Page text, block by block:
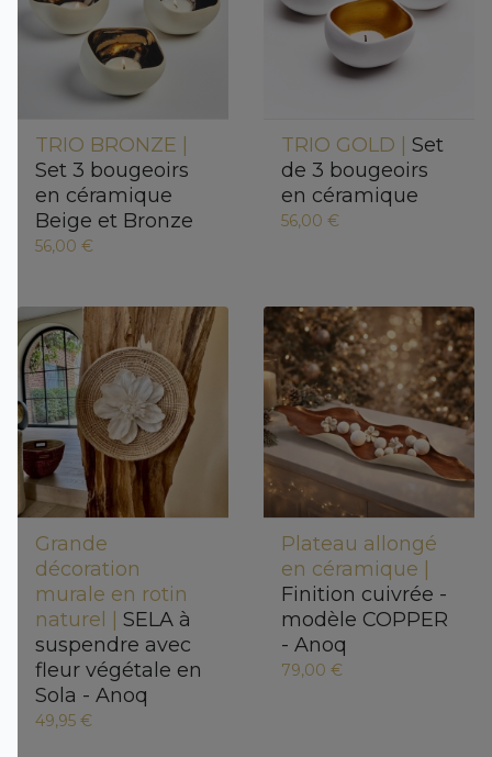
TRIO BRONZE |
Set 3 bougeoirs
en céramique
Beige et Bronze
56,00 €
TRIO GOLD | Set
de 3 bougeoirs
en céramique
56,00 €
Grande
décoration
murale en rotin
naturel | SELA à
suspendre avec
fleur végétale en
Sola - Anoq
49,95 €
Plateau allongé
en céramique |
Finition cuivrée -
modèle COPPER
- Anoq
79,00 €